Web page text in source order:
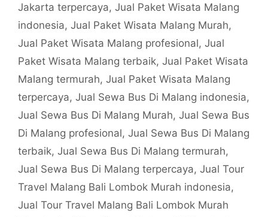
Jakarta terpercaya, Jual Paket Wisata Malang
indonesia, Jual Paket Wisata Malang Murah,
Jual Paket Wisata Malang profesional, Jual
Paket Wisata Malang terbaik, Jual Paket Wisata
Malang termurah, Jual Paket Wisata Malang
terpercaya, Jual Sewa Bus Di Malang indonesia,
Jual Sewa Bus Di Malang Murah, Jual Sewa Bus
Di Malang profesional, Jual Sewa Bus Di Malang
terbaik, Jual Sewa Bus Di Malang termurah,
Jual Sewa Bus Di Malang terpercaya, Jual Tour
Travel Malang Bali Lombok Murah indonesia,
Jual Tour Travel Malang Bali Lombok Murah